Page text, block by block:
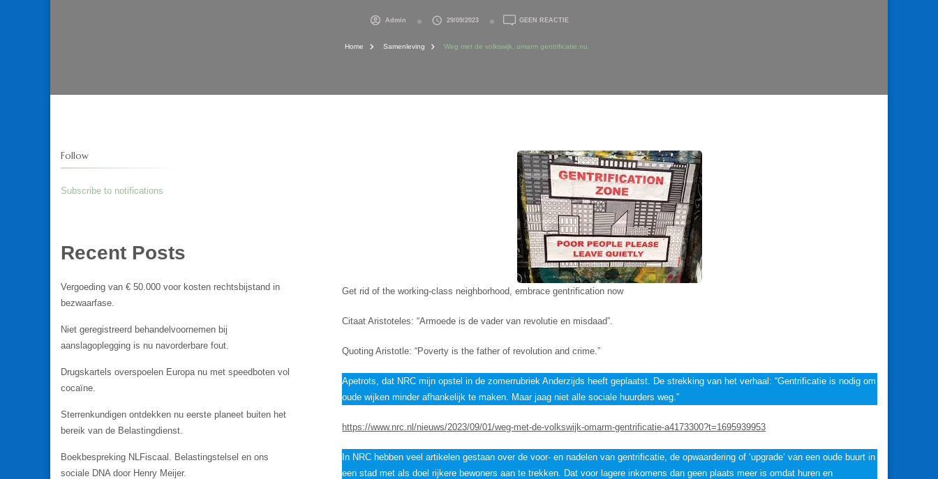
Admin 29/09/2023 GEEN REACTIEOP
DE
Home Samenleving Weg met de volkswijk, omarm gentrificatie nu.
Get rid of the working-class neighborhood, embrace gentrification now
Citaat Aristoteles: “Armoede is de vader van revolutie en misdaad”.
Quoting Aristotle: “Poverty is the father of revolution and crime.”
Apetrots, dat NRC mijn opstel in de zomerrubriek Anderzijds heeft geplaatst. De strekking van het verhaal: “Gentrificatie is nodig om
oude wijken minder afhankelijk te maken. Maar jaag niet alle sociale huurders weg.”
https://www.nrc.nl/nieuws/2023/09/01/weg-met-de-volkswijk-omarm-gentrificatie-a4173300?t=1695939953
In NRC hebben veel artikelen gestaan over de voor- en nadelen van gentrificatie, de opwaardering of ‘upgrade’ van een oude buurt in
een stad met als doel rijkere bewoners aan te trekken. Dat voor lagere inkomens dan geen plaats meer is omdat huren en
Follow
Subscribe to notifications
Recent Posts
Vergoeding van € 50.000 voor kosten rechtsbijstand in
bezwaarfase.
Niet geregistreerd behandelvoornemen bij
aanslagoplegging is nu navorderbare fout.
Drugskartels overspoelen Europa nu met speedboten vol
cocaïne.
Sterrenkundigen ontdekken nu eerste planeet buiten het
bereik van de Belastingdienst.
Boekbespreking NLFiscaal. Belastingstelsel en ons
sociale DNA door Henry Meijer.